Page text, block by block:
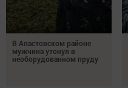
В Апастовском районе
мужчина утонул в
необорудованном пруду